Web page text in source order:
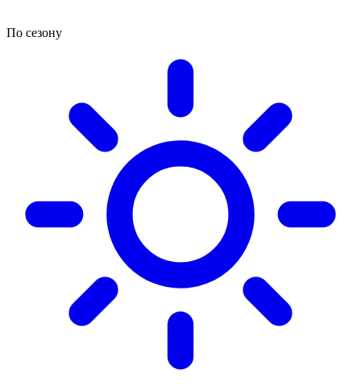
По сезону